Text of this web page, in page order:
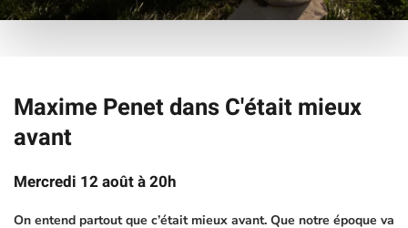
Maxime Penet dans C'était mieux
avant
Mercredi 12 août à 20h
On entend partout que c’était mieux avant. Que notre époque va